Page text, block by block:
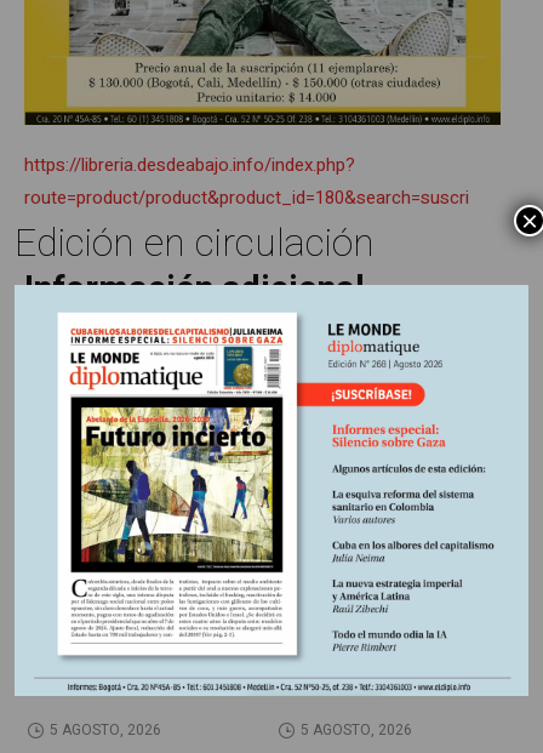
https://libreria.desdeabajo.info/index.php?
route=product/product&product_id=180&search=suscri
Información adicional
País:Rusia
Fuente:Le Monde diplomatique, edición 251 febrero 2024
Otros Artículos
LIBROS RESEÑADOS
5 AGOSTO, 2026
SIN CATEGORÍA
5 AGOSTO, 2026
Edición en circulación ×